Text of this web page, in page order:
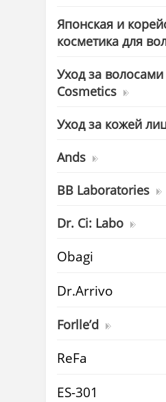
Японская и
косметика для
Уход за волосами
Cosmetics
Уход за кожей
Ands
BB Laboratories
Dr. Ci: Labo
Obagi
Dr.Arrivo
Forlle’d
ReFa
ES-301